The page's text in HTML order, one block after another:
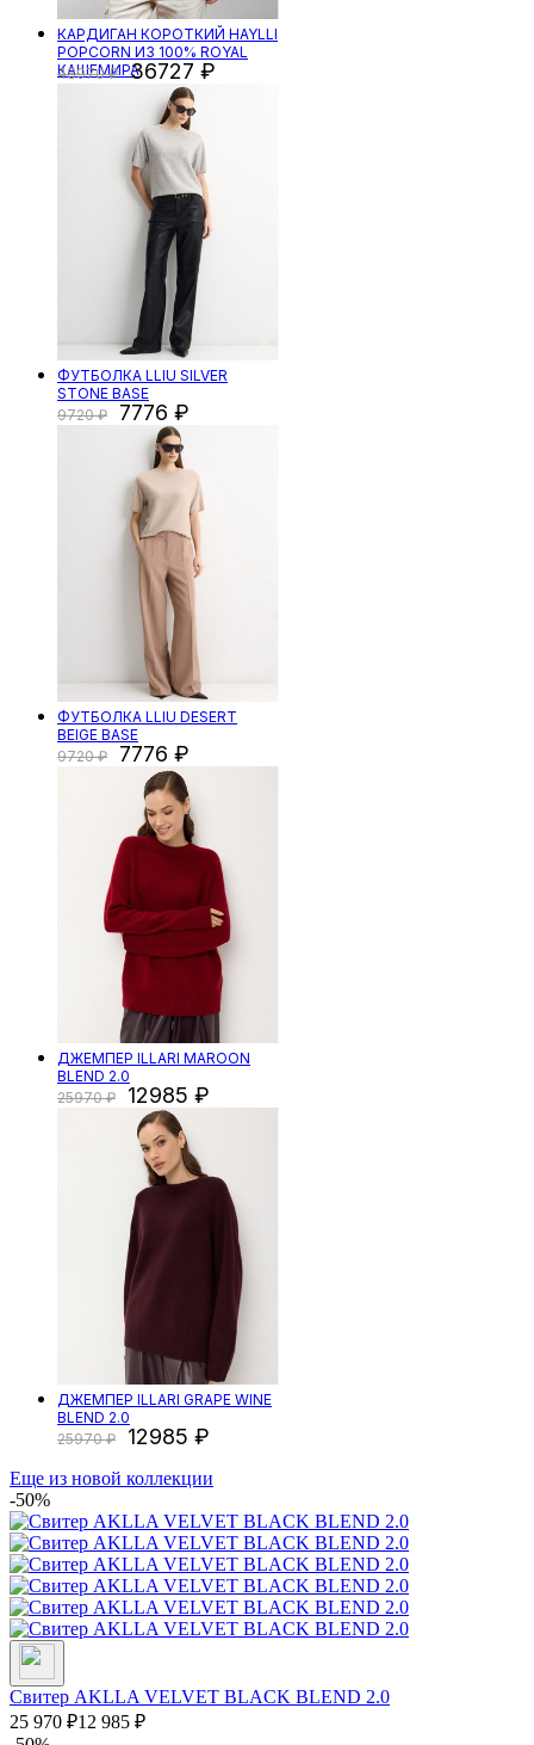
КАРДИГАН КОРОТКИЙ HAYLLI
POPCORN ИЗ 100% ROYAL
КАШЕМИРА
48970 36727
ФУТБОЛКА LLIU SILVER
STONE BASE
9720
7776
ФУТБОЛКА LLIU DESERT
BEIGE BASE
9720
7776
ДЖЕМПЕР ILLARI MAROON
BLEND 2.0
25970
12985
ДЖЕМПЕР ILLARI GRAPE WINE
BLEND 2.0
25970
12985
Еще из новой коллекции
-50%
Свитер AKLLA VELVET BLACK BLEND 2.0
25 970 ₽12 985 ₽